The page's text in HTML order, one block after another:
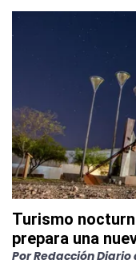
Turismo
prepara una
PorRedacción Diario